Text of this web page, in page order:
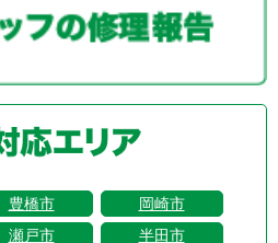
豊橋市
岡崎市
瀬戸市
半田市